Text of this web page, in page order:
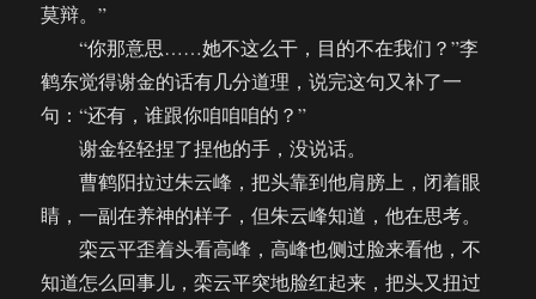
莫辩。”
“你那意思……她不这么干，目的不在我们？”李
鹤东觉得谢金的话有几分道理，说完这句又补了一
句：“还有，谁跟你咱咱咱的？”
谢金轻轻捏了捏他的手，没说话。
曹鹤阳拉过朱云峰，把头靠到他肩膀上，闭着眼
睛，一副在养神的样子，但朱云峰知道，他在思考。
栾云平歪着头看高峰，高峰也侧过脸来看他，不
知道怎么回事儿，栾云平突地脸红起来，把头又扭过